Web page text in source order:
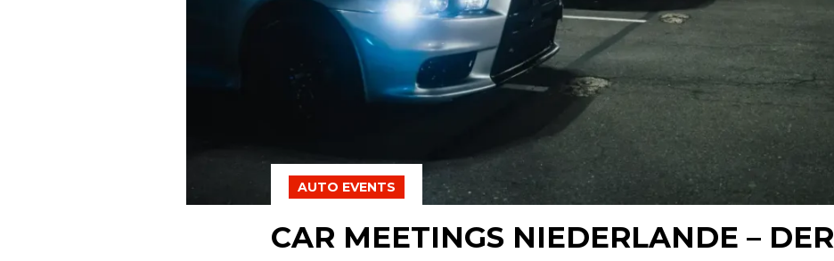
AUTO EVENTS
CAR MEETINGS NIEDERLANDE – DER